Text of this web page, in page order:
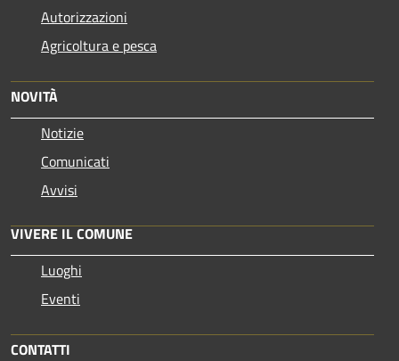
Autorizzazioni
Agricoltura e pesca
NOVITÀ
Notizie
Comunicati
Avvisi
VIVERE IL COMUNE
Luoghi
Eventi
CONTATTI